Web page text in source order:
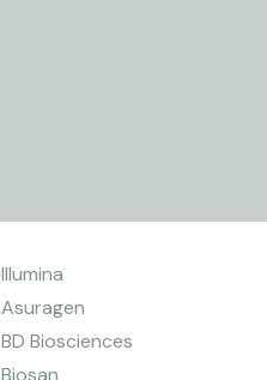
Illumina
Asuragen
BD Biosciences
Biosan